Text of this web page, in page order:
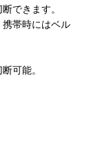
できます。
帯時にはベル
可能。